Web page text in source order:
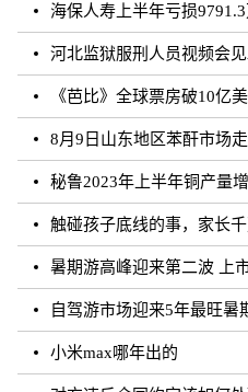
海保人寿上半年亏损9791.3万元
河北监狱服刑人员视频会见APP收
《芭比》全球票房破10亿美元、品
8月9日山东地区苯酐市场
秘鲁2023年上半年铜产量
触碰孩子底线的事，家长千
暑期游高峰迎来第二波 上市
自驾游市场迎来5年最旺暑
小米max哪年出的